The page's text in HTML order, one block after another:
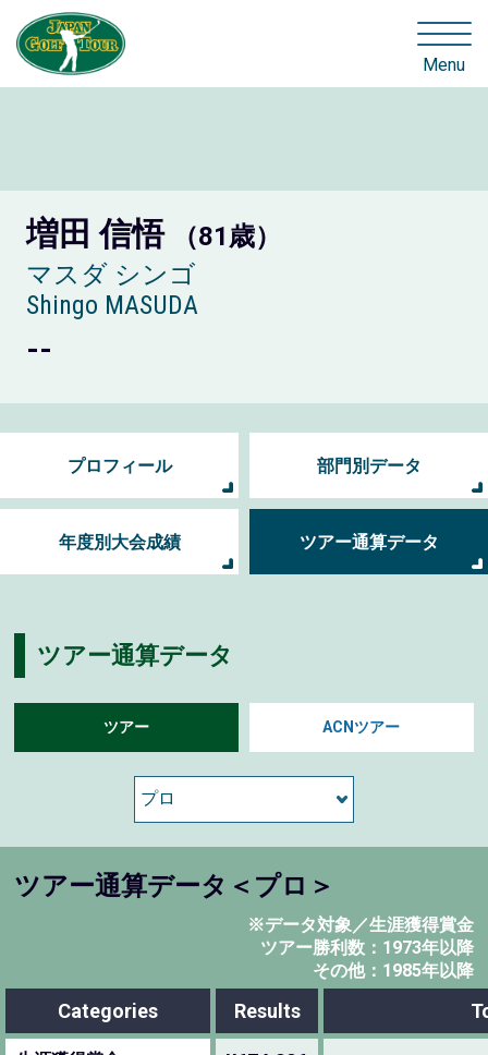
Menu
増田 信悟
（81歳）
マスダ シンゴ
Shingo MASUDA
--
プロフィール 部門別データ
年度別大会成績 ツアー通算データ
ツアー通算データ
ツアー ACNツアー
ツアー通算データ＜プロ＞
※データ対象／生涯獲得賞金
ツアー勝利数：1973年以降
その他：1985年以降
Categories Results